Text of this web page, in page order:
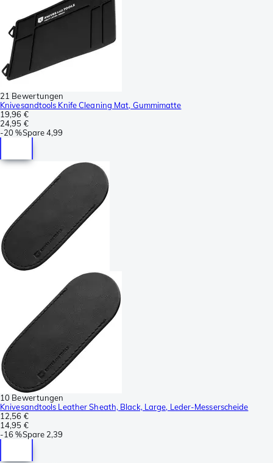
21 Bewertungen
Knivesandtools Knife Cleaning Mat, Gummimatte
19,96 €
24,95 €
-20 %Spare4,99
10 Bewertungen
Knivesandtools Leather Sheath, Black, Large, Leder-Messerscheide
12,56 €
14,95 €
-16 %Spare 2,39